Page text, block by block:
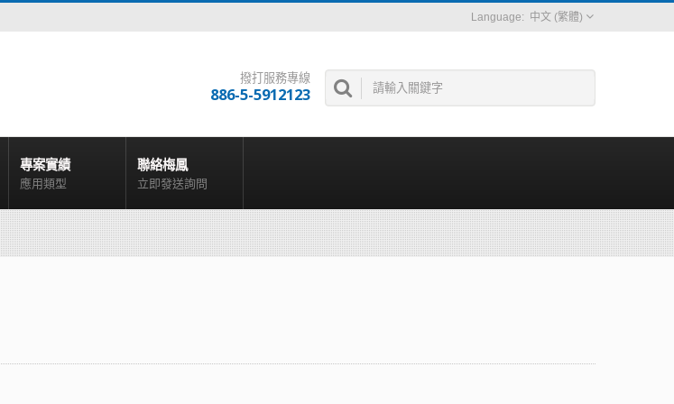
中文 (繁體)
撥打服務專線
886-5-5912123
專案實績
應用類型
聯絡梅鳳
立即發送詢問